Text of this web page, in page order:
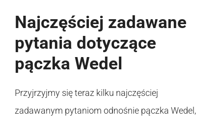
Najczęściej zadawane
pytania dotyczące
pączka Wedel
Przyjrzyjmy się teraz kilku najczęściej
zadawanym pytaniom odnośnie pączka Wedel,